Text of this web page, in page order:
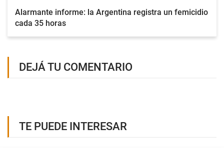
Alarmante informe: la Argentina registra un femicidio
cada 35 horas
DEJÁ TU COMENTARIO
TE PUEDE INTERESAR